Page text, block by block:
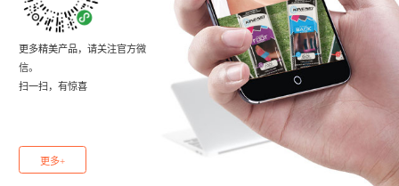
更多精美产品，请关注官方微
信。
扫一扫，有惊喜
更多+